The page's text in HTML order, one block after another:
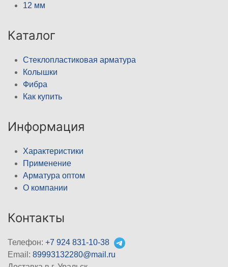
12 мм
Каталог
Стеклопластиковая арматура
Колышки
Фибра
Как купить
Информация
Характеристики
Применение
Арматура оптом
О компании
Контакты
Телефон: +7 924 831-10-38
Email: 89993132280@mail.ru